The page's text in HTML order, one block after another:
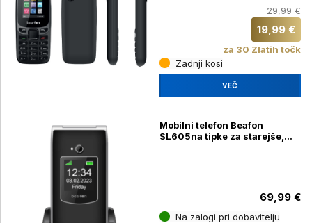
29,99 €
19,99 €
za 30 Zlatih točk
Zadnji kosi
VEČ
Mobilni telefon Beafon
SL605na tipke za starejše,
69,99 €
Na zalogi pri dobavitelju